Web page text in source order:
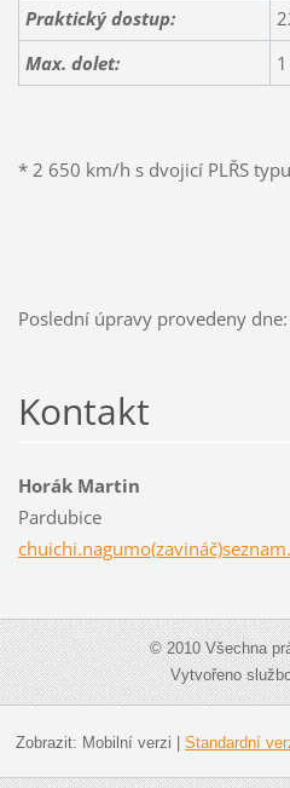
Praktický dostup:
Max. dolet:
* 2 650 km/h s dvojicí PLŘS
Poslední úpravy provedeny
Kontakt
Horák Martin
Pardubice
© 2010 Všechna
Vytvořeno
Zobrazit: Mobilní verzi Standardní